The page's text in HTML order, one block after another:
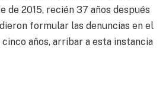
de 2015, recién 37 años después
formular las denuncias en el
cinco años, arribar a esta instancia